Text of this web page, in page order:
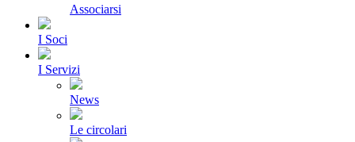
Associarsi
I Soci
I Servizi
News
Le circolari